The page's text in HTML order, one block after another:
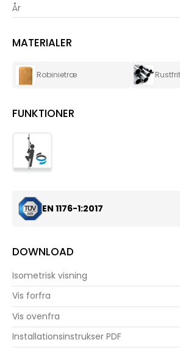
legedskab, men et redskab til glæde
legeværktøj, er det designet til at
fantasi og fysiske færdigheder.
gælder fri leg eller organiseret
kolbøttestænger være et centralt
udendørs legeplads, som både børn
År
MATERIALER
Robinietræ
FUNKTIONER
EN 1176-1:2017
DOWNLOAD
Isometrisk visning
Vis forfra
Vis ovenfra
Installationsinstrukser PDF